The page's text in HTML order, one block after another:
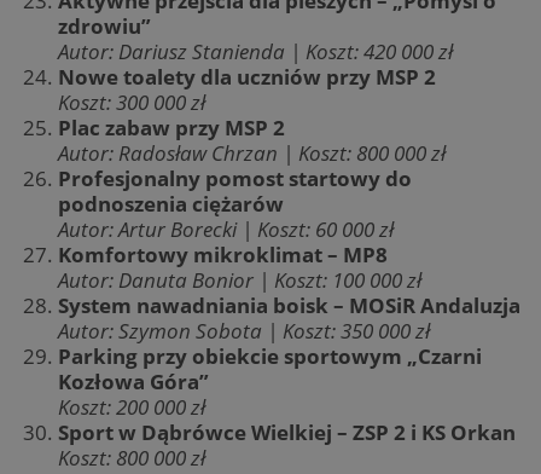
zdrowiu”
Autor: Dariusz Stanienda | Koszt: 420 000 zł
Nowe toalety dla uczniów przy MSP 2
Koszt: 300 000 zł
Plac zabaw przy MSP 2
Autor: Radosław Chrzan | Koszt: 800 000 zł
Profesjonalny pomost startowy do
podnoszenia ciężarów
Autor: Artur Borecki | Koszt: 60 000 zł
Komfortowy mikroklimat – MP8
Autor: Danuta Bonior | Koszt: 100 000 zł
System nawadniania boisk – MOSiR Andaluzja
Autor: Szymon Sobota | Koszt: 350 000 zł
Parking przy obiekcie sportowym „Czarni
Kozłowa Góra”
Koszt: 200 000 zł
Sport w Dąbrówce Wielkiej – ZSP 2 i KS Orkan
Koszt: 800 000 zł